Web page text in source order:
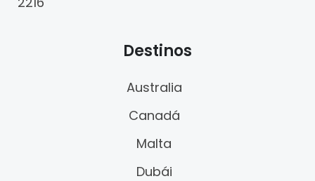
Destinos
Australia
Canadá
Malta
Dubái